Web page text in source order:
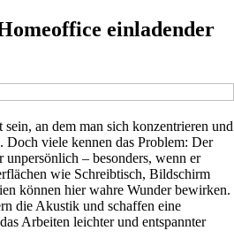
einladender
an dem man sich konzentrieren und
viele kennen das Problem: Der
– besonders, wenn er
wie Schreibtisch, Bildschirm
können hier wahre Wunder bewirken.
die Akustik und schaffen eine
Arbeiten leichter und entspannter